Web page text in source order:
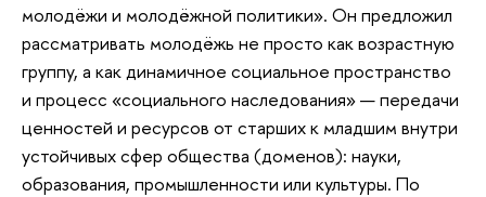
молодёжи и молодёжной политики». Он предложил
рассматривать молодёжь не просто как возрастную
группу, а как динамичное социальное пространство
и процесс «социального наследования» — передачи
ценностей и ресурсов от старших к младшим внутри
устойчивых сфер общества (доменов): науки,
образования, промышленности или культуры. По